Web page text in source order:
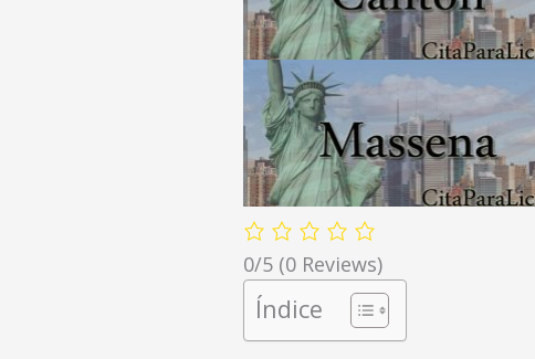
0/5 (0 Reviews)
Índice